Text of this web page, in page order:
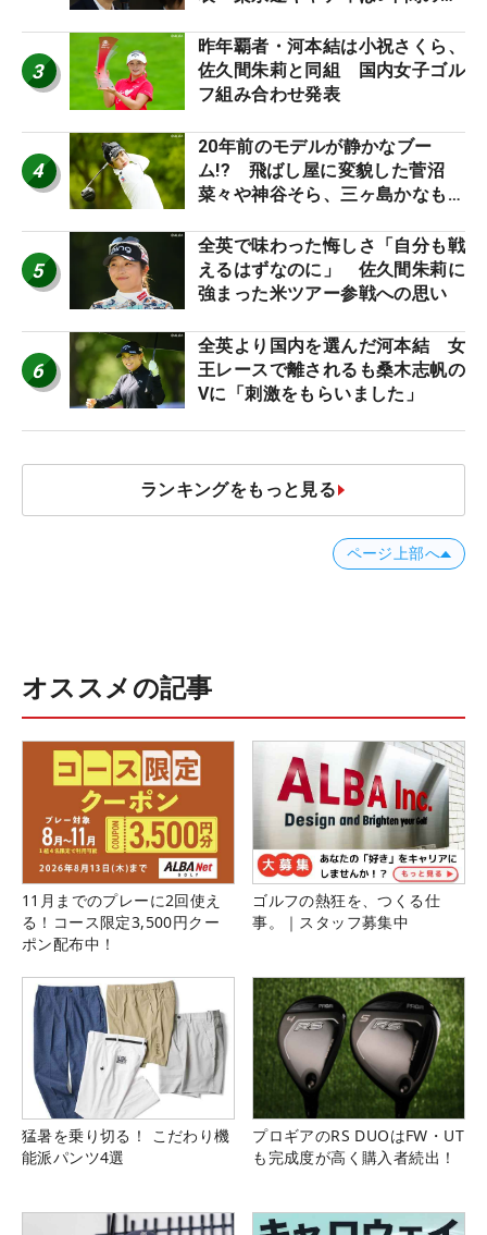
3
昨年覇者・河本結は小祝さくら、
佐久間朱莉と同組 国内女子ゴル
フ組み合わせ発表
4
20年前のモデルが静かなブー
ム!? 飛ばし屋に変貌した菅沼
菜々や神谷そら、三ヶ島かなも使
ロたちの“飛ばしギア”】
5
全英で味わった悔しさ「自分も戦
えるはずなのに」 佐久間朱莉に
強まった米ツアー参戦への思い
6
全英より国内を選んだ河本結 女
王レースで離されるも桑木志帆の
Vに「刺激をもらいました」
ランキングをもっと見る
ページ上部へ
オススメの記事
11月までのプレーに2回使え
る！コース限定3,500円クー
ポン配布中！
ゴルフの熱狂を、つくる仕
事。｜スタッフ募集中
猛暑を乗り切る！ こだわり機
能派パンツ4選
プロギアのRS DUOはFW・UT
も完成度が高く購入者続出！